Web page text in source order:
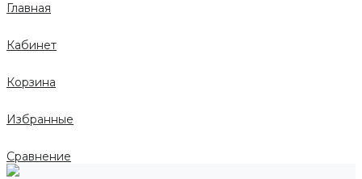
Главная
Кабинет
Корзина
Избранные
Сравнение